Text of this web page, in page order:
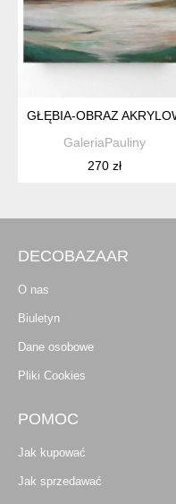
GŁĘBIA-OBRAZ
GaleriaPauliny
270 zł
DECOBAZAAR
O nas
Biuletyn
Dane osobowe
Pliki Cookies
POMOC
Jak kupować
Jak sprzedawać